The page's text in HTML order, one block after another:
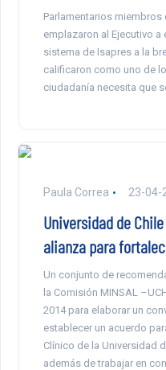
Parlamentarios
emplazaron al Ejecutivo a
sistema de Isapres a la
calificaron como uno de
ciudadanía necesita que
Paula Correa 23-04-
Universidad de
alianza para
Un conjunto de
la Comisión MINSAL
2014 para elaborar un
establecer un acuerdo
Clínico de la Universidad
además de trabajar en